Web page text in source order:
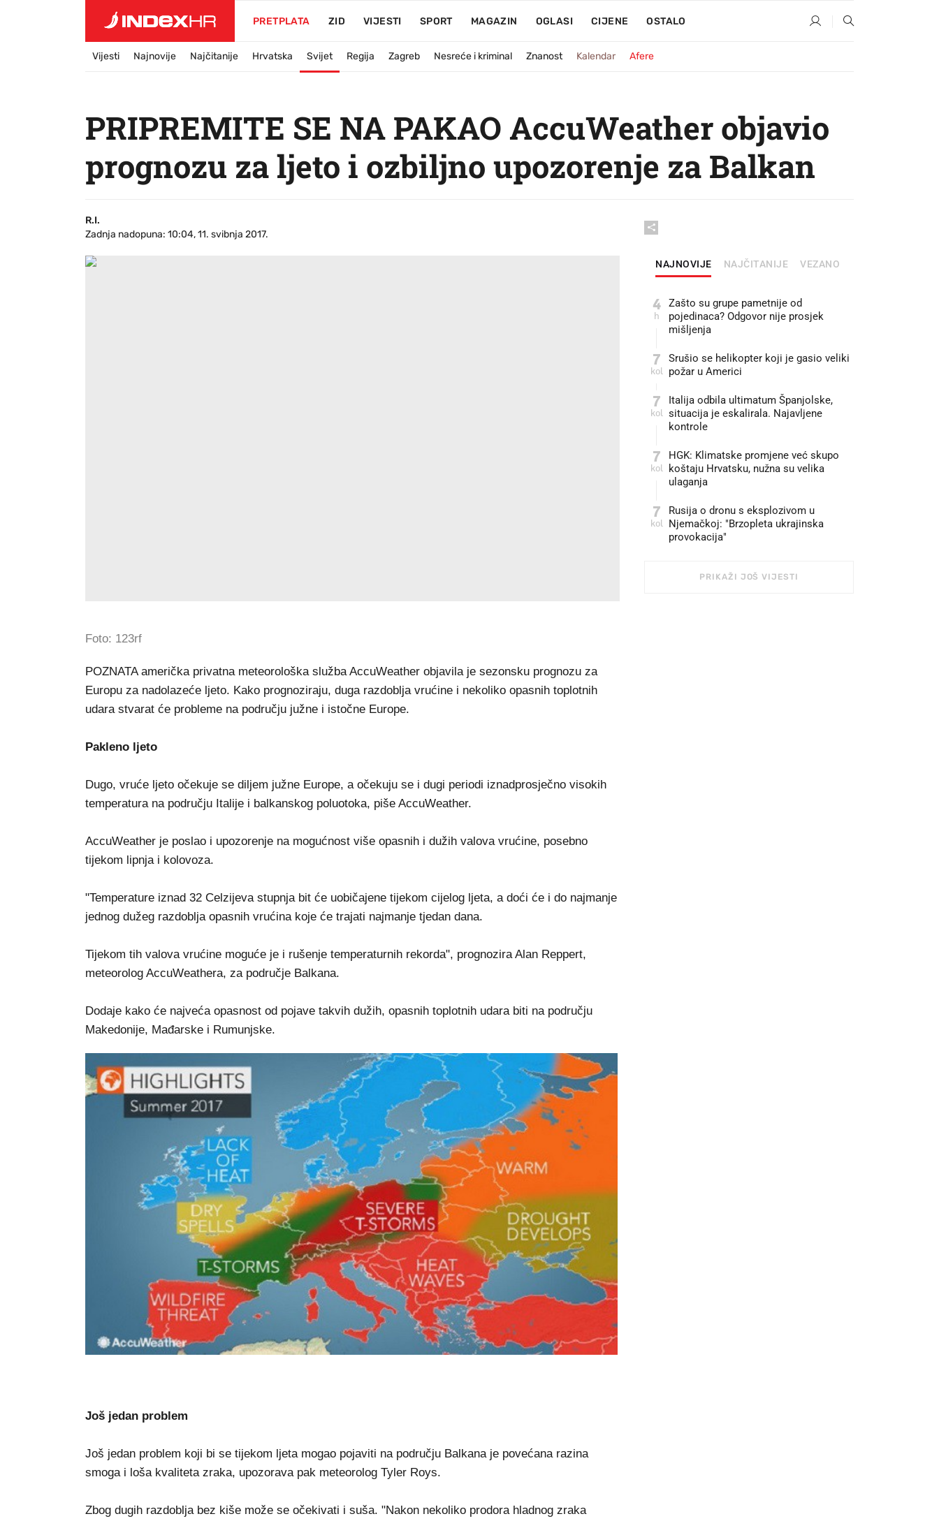
PRETPLATA ZID VIJESTI SPORT MAGAZIN OGLASI CIJENE OSTALO
Vijesti Najnovije Najčitanije Hrvatska Svijet Regija Zagreb Nesreće i kriminal Znanost Kalendar Afere
PRIPREMITE SE NA PAKAO AccuWeather objavio
prognozu za ljeto i ozbiljno upozorenje za Balkan
R.I.
Zadnja nadopuna: 10:04, 11. svibnja 2017.
Foto: 123rf
POZNATA američka privatna meteorološka služba AccuWeather objavila je sezonsku prognozu za
Europu za nadolazeće ljeto. Kako prognoziraju, duga razdoblja vrućine i nekoliko opasnih toplotnih
udara stvarat će probleme na području južne i istočne Europe.
Pakleno ljeto
Dugo, vruće ljeto očekuje se diljem južne Europe, a očekuju se i dugi periodi iznadprosječno visokih
temperatura na području Italije i balkanskog poluotoka, piše AccuWeather.
AccuWeather je poslao i upozorenje na mogućnost više opasnih i dužih valova vrućine, posebno
tijekom lipnja i kolovoza.
"Temperature iznad 32 Celzijeva stupnja bit će uobičajene tijekom cijelog ljeta, a doći će i do najmanje
jednog dužeg razdoblja opasnih vrućina koje će trajati najmanje tjedan dana.
Tijekom tih valova vrućine moguće je i rušenje temperaturnih rekorda", prognozira Alan Reppert,
meteorolog AccuWeathera, za područje Balkana.
Dodaje kako će najveća opasnost od pojave takvih dužih, opasnih toplotnih udara biti na području
Makedonije, Mađarske i Rumunjske.
Još jedan problem
Još jedan problem koji bi se tijekom ljeta mogao pojaviti na području Balkana je povećana razina
smoga i loša kvaliteta zraka, upozorava pak meteorolog Tyler Roys.
Zbog dugih razdoblja bez kiše može se očekivati i suša. "Nakon nekoliko prodora hladnog zraka
NAJNOVIJE NAJČITANIJE VEZANO
4
h
Zašto su grupe pametnije od
pojedinaca? Odgovor nije prosjek
mišljenja
7
kol
Srušio se helikopter koji je gasio veliki
požar u Americi
7
kol
Italija odbila ultimatum Španjolske,
situacija je eskalirala. Najavljene
kontrole
7
kol
HGK: Klimatske promjene već skupo
koštaju Hrvatsku, nužna su velika
ulaganja
7
kol
Rusija o dronu s eksplozivom u
Njemačkoj: "Brzopleta ukrajinska
provokacija"
PRIKAŽI JOŠ VIJESTI